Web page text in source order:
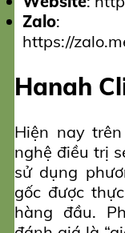
Zalo:
https://
Hanah
Hiện nay
nghệ điều trị
sử dụng
gốc được
hàng đầu.